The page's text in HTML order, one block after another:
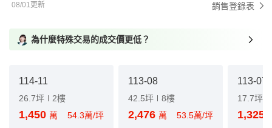
08/01更新 銷售登錄表
為什麼特殊交易的成交價更低？
114-11
26.7坪 2樓
1,450 萬 54.3萬/坪
113-08
42.5坪 8樓
2,476 萬 53.5萬/坪
113-07
17.7坪
1,325